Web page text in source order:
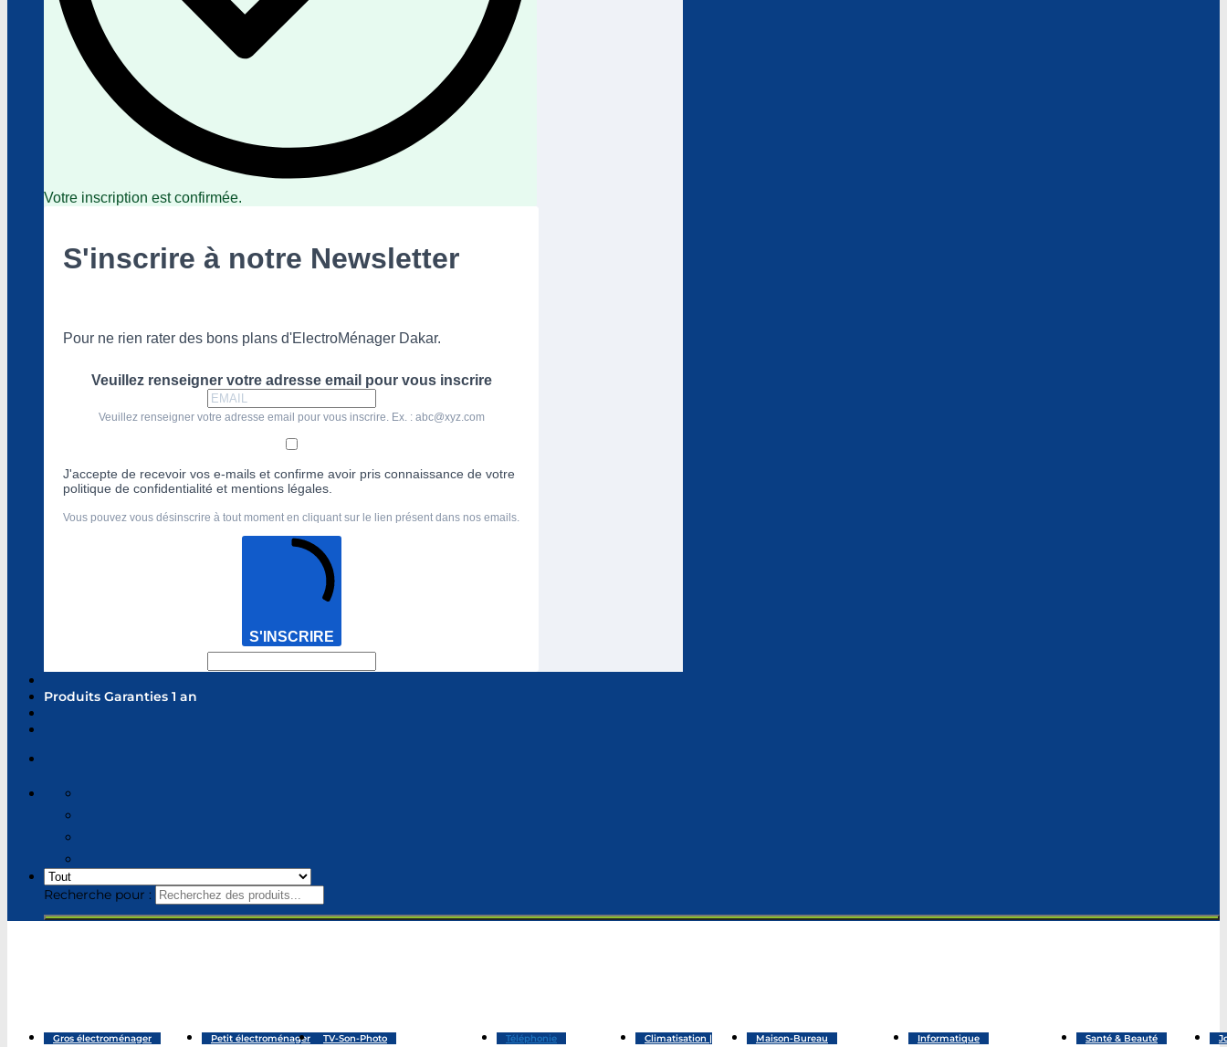
Votre inscription est confirmée.
S'inscrire à notre Newsletter
Pour ne rien rater des bons plans d'ElectroMénager Dakar.
Veuillez renseigner votre adresse email pour vous inscrire
Veuillez renseigner votre adresse email pour vous inscrire. Ex. : abc@xyz.com
J'accepte de recevoir vos e-mails et confirme avoir pris connaissance de votre
politique de confidentialité et mentions légales.
Vous pouvez vous désinscrire à tout moment en cliquant sur le lien présent dans nos emails.
S'INSCRIRE
Produits Garanties 1 an
Recherche pour :
Gros électroménager Petit électroménager TV-Son-Photo Téléphonie
Climatisation |
Maison-Bureau Informatique Santé & Beauté